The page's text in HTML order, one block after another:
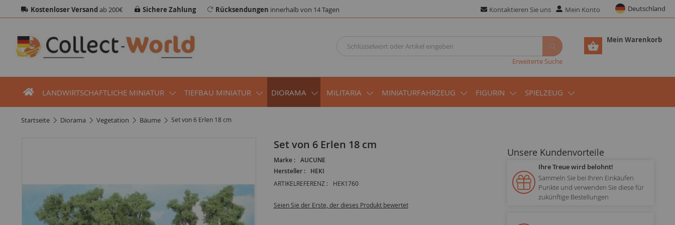
Kostenloser Versandab 200€ Sichere Zahlung Rücksendungen innerhalb von 14 Tagen Kontaktieren Sie uns Mein Konto Deutschland
Mein Warenkorb
Erweiterte Suche
LANDWIRTSCHAFTLICHE MINIATUR TIEFBAU MINIATUR DIORAMA MILITARIA MINIATURFAHRZEUG FIGURIN SPIELZEUG
startseite diorama vegetation bäume Set von 6 Erlen 18 cm
Set von 6 Erlen 18 cm
Marke :
AUCUNE
Hersteller :
HEKI
ARTIKELREFERENZ : HEK1760
Seien Sie der Erste, der dieses Produkt bewertet
Unsere Kundenvorteile
Ihre Treue wird belohnt!
Sammeln Sie bei Ihren Einkäufen
Punkte und verwenden Sie diese für
zukünftige Bestellungen